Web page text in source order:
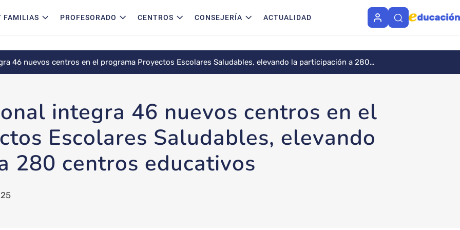
FAMILIAS PROFESORADO CENTROS CONSEJERÍA ACTUALIDAD
46 nuevos centros en el programa Proyectos Escolares Saludables, elevando la participación a 280
integra 46 nuevos centros en el
Escolares Saludables, elevando
280 centros educativos